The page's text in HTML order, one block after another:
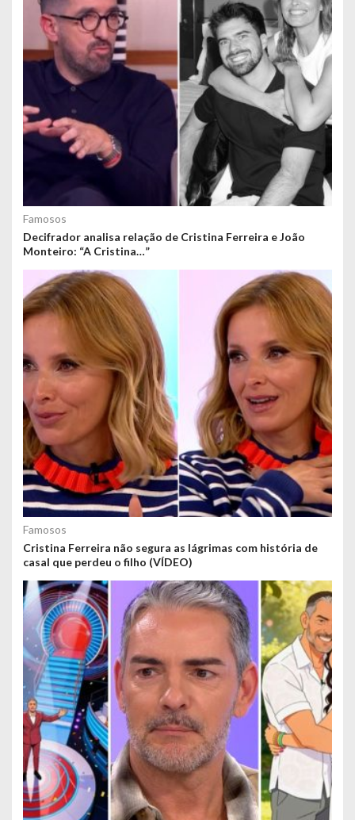
Famosos
Decifrador analisa relação de Cristina Ferreira e João
Monteiro: “A Cristina…”
Famosos
Cristina Ferreira não segura as lágrimas com história de
casal que perdeu o filho (VÍDEO)